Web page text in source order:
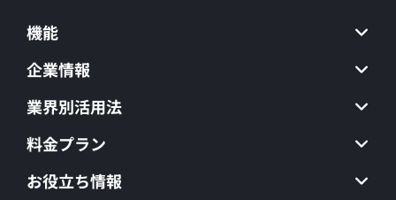
機能
企業情報
業界別活用法
料金プラン
お役立ち情報